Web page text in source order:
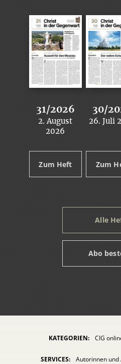
31/2026
:
2. August
2026
Zum Heft
30/
:
26. Juli
Zum
Alle
Abo
KATEGORIEN: CIG
SERVICES: Autorinnen und